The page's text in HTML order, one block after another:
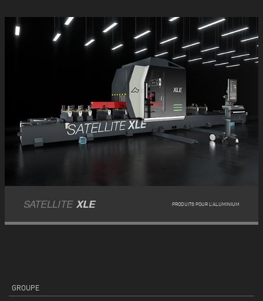
SATELLITE XLE PRODUITS POUR L’ALUMINIUM
GROUPE